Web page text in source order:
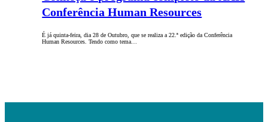
Conferência Human Resources
É já quinta-feira, dia 28 de Outubro, que se realiza a 22.ª edição da Conferência
Human Resources. Tendo como tema…